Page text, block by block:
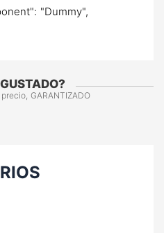
"Dummy",
GARANTIZADO